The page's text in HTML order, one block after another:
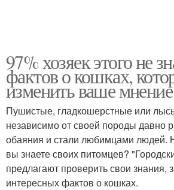
97% хозяек этого не
фактов о кошках,
изменить ваше
Пушистые, гладкошерстные или
независимо от своей породы давно
обаяния и стали любимцами людей.
вы знаете своих питомцев?
предлагают проверить свои знания,
интересных фактов о кошках.